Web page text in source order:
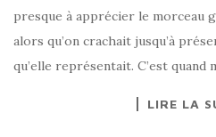
presque à apprécier le morceau
alors qu’on crachait jusqu’à
qu’elle représentait. C’est quand
LIRE LA